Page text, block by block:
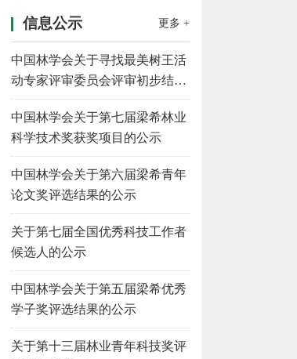
信息公示 更多 +
中国林学会关于寻找最美树王活
动专家评审委员会评审初步结果
的公示
中国林学会关于第七届梁希林业
科学技术奖获奖项目的公示
中国林学会关于第六届梁希青年
论文奖评选结果的公示
关于第七届全国优秀科技工作者
候选人的公示
中国林学会关于第五届梁希优秀
学子奖评选结果的公示
关于第十三届林业青年科技奖评